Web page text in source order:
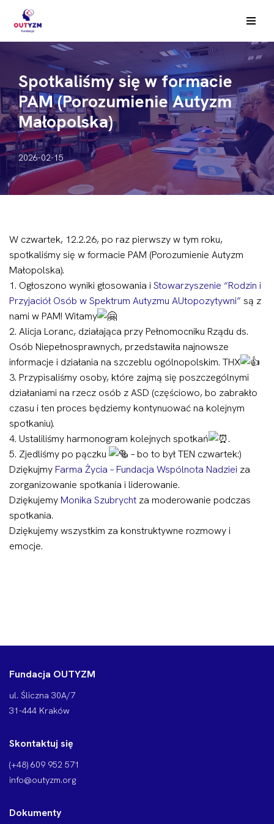
Przejdź
Spotkaliśmy się w formacie
PAM (Porozumienie Autyzm
Małopolska)
2026-02-15
W czwartek, 12.2.26, po raz pierwszy w tym roku,
spotkaliśmy się w formacie PAM (Porozumienie Autyzm
Małopolska).
1. Ogłoszono wyniki głosowania i Stowarzyszenie “Rodzin i
Przyjaciół Osób w Spektrum Autyzmu AUtopozytywni” są z
nami w PAM! Witamy
2. Alicja Loranc, działająca przy Pełnomocniku Rządu ds.
Osób Niepełnosprawnych, przedstawiła najnowsze
informacje i działania na szczeblu ogólnopolskim. THX
3. Przypisaliśmy osoby, które zajmą się poszczególnymi
działaniami na rzecz osób z ASD (częściowo, bo zabrakło
czasu i ten proces będziemy kontynuować na kolejnym
spotkaniu).
4. Ustaliliśmy harmonogram kolejnych spotkań
.
5. Zjedliśmy po pączku
– bo to był TEN czwartek:)
DziękujmyFarma Życia – Fundacja Wspólnota Nadziei za
zorganizowanie spotkania i liderowanie.
DziękujemyMonika Szubrycht za moderowanie podczas
spotkania.
Dziękujemy wszystkim za konstruktywne rozmowy i
emocje.
Fundacja OUTYZM
ul. Śliczna 30A/7
31-444 Kraków
Skontaktuj się
(+48) 609 952 571
info@outyzm.org
Dokumenty